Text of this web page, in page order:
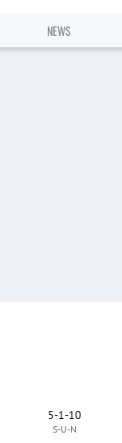
NEWS
5-1-10
S-U-N